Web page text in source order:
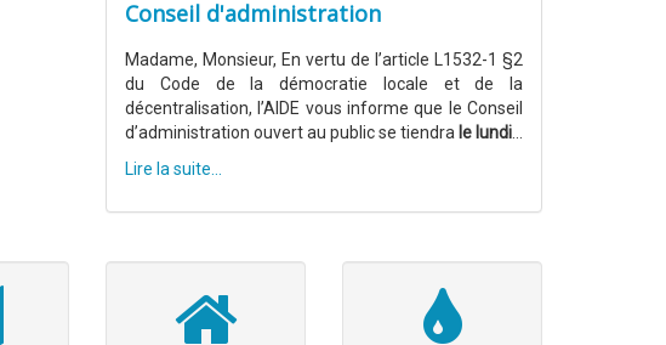
Conseil d'administration
Madame, Monsieur, En vertu de l’article L1532-1 §2
du Code de la démocratie locale et de la
décentralisation, l’AIDE vous informe que le Conseil
d’administration ouvert au public se tiendra le lundi
Lire la suite...